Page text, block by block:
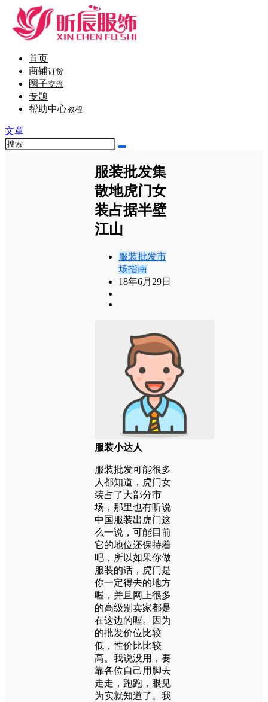
首页
商铺订货
圈子交流
专题
帮助中心教程
文章
服装批发集
散地虎门女
装占据半壁
江山
服装批发市
场指南
18年6月29日
服装小达人
服装批发可能很多
人都知道，虎门女
装占了大部分市
场，那里也有听说
中国服装出虎门这
么一说，可能目前
它的地位还保持着
吧，所以如果你做
服装的话，虎门是
你一定得去的地方
喔，并且网上很多
的高级别卖家都是
在这边的喔。因为
的批发价位比较
低，性价比比较
高。我说没用，要
靠各位自己用脚去
走走，跑跑，眼见
为实就知道了。我